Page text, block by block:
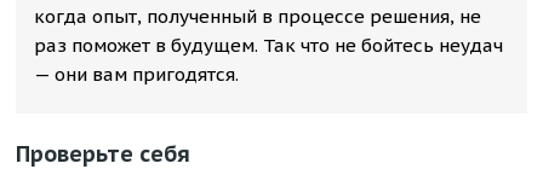
когда опыт, полученный в процессе решения, не
раз поможет в будущем. Так что не бойтесь неудач
— они вам пригодятся.
Проверьте себя